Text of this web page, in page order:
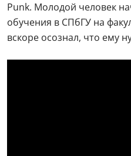
Punk. Молодой человек
обучения в СПбГУ на
вскоре осознал, что ему